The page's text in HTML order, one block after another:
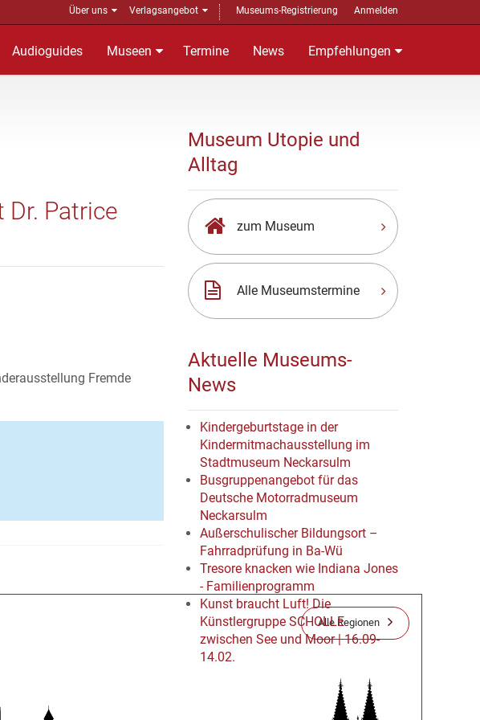
Über uns Verlagsangebot Museums-Registrierung Anmelden
Audioguides Museen Termine News Empfehlungen
Patrice
Fremde
Alle Regionen
Museum Utopie und
Alltag
zum Museum
Alle Museumstermine
Aktuelle Museums-
News
Kindergeburtstage in der
Kindermitmachausstellung im
Stadtmuseum Neckarsulm
Busgruppenangebot für das
Deutsche Motorradmuseum
Neckarsulm
Außerschulischer Bildungsort –
Fahrradprüfung in Ba-Wü
Tresore knacken wie Indiana Jones
- Familienprogramm
Kunst braucht Luft! Die
Künstlergruppe SCHOLLE
zwischen See und Moor | 16.09-
14.02.